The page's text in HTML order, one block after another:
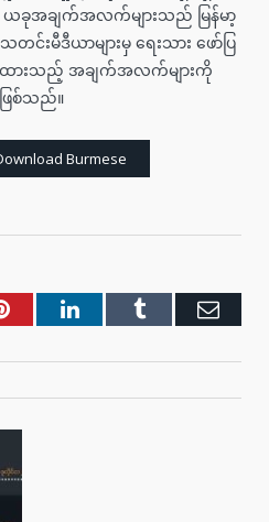
အချက်အလက်များသည် မြန်မာ့
းမီဒီယာများမှ ရေးသား ဖော်ပြ
ားသည့် အချက်အလက်များကို
ြစ်သည်။
Burmese
PinterestLinkedInTumblr